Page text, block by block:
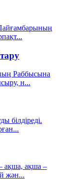
...
Раббысына
н...
білдіреді.
...
ақша, ақша –
жән...